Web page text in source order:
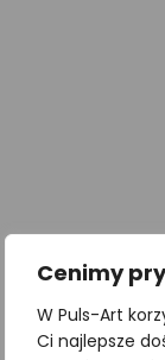
Cenimy
W Puls-Art
Ci najlepsze